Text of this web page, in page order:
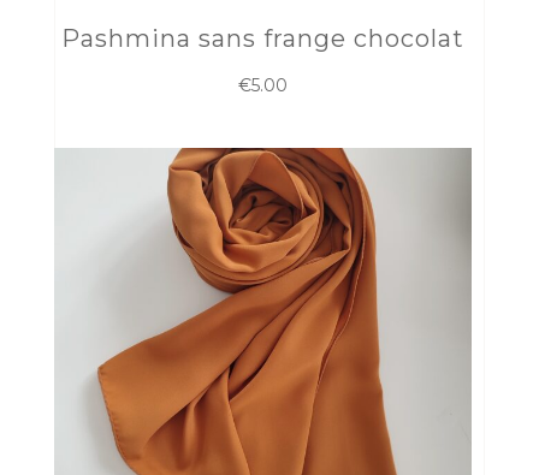
Pashmina sans frange chocolat
€5.00